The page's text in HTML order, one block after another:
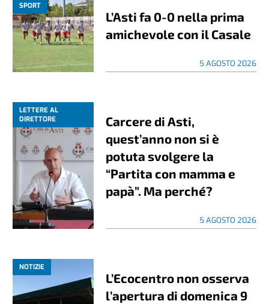
SPORT
L’Asti fa 0-0 nella prima
amichevole con il Casale
5 AGOSTO 2026
LETTERE AL
DIRETTORE
Carcere di Asti,
quest’anno non si è
potuta svolgere la
“Partita con mamma e
papà”. Ma perché?
5 AGOSTO 2026
NOTIZIE
L’Ecocentro non osserva
l’apertura di domenica 9